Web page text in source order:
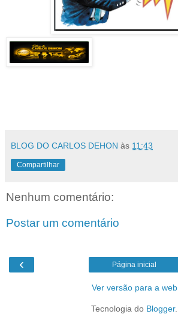
BLOG DO CARLOS DEHON às 11:43
Compartilhar
Nenhum comentário:
Postar um comentário
‹ Página inicial
Ver versão para a web
Tecnologia do Blogger.